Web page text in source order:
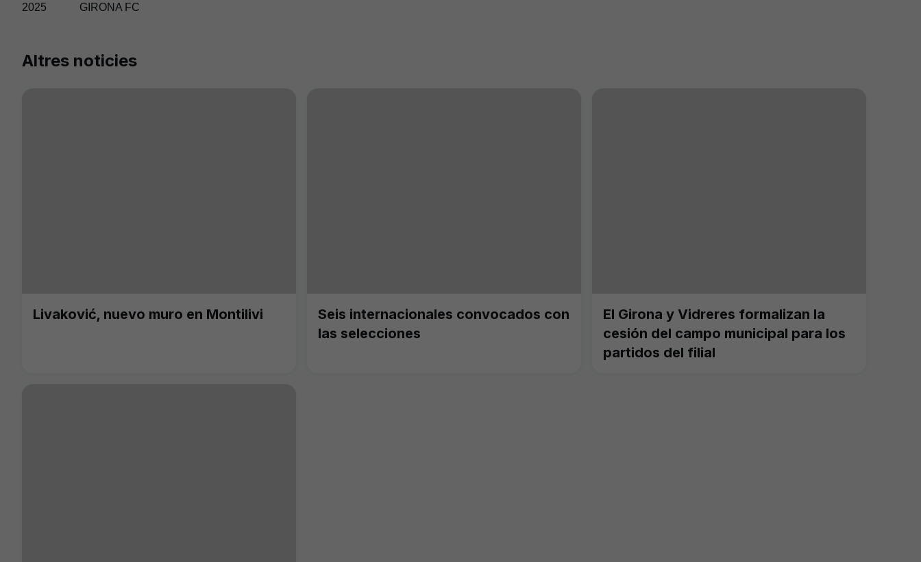
2025 GIRONA FC
Altres noticies
Livaković, nuevo muro en Montilivi
Seis internacionales convocados con
las selecciones
El Girona y Vidreres formalizan la
cesión del campo municipal para los
partidos del filial